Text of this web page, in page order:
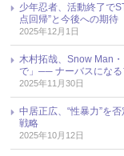
少年忍者、活動終了で
点回帰”と今後への期待
2025年12月1日
木村拓哉、Snow Man
で」── ナーバスになる
2025年11月30日
中居正広、“性暴力”を
戦略
2025年10月12日